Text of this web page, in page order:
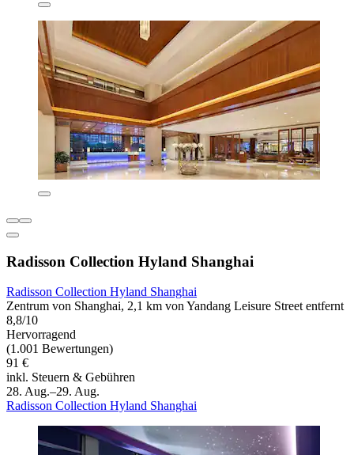
Radisson Collection Hyland Shanghai
Radisson Collection Hyland Shanghai
Zentrum von Shanghai, 2,1 km von Yandang Leisure Street entfernt
8,8/10
Hervorragend
(1.001 Bewertungen)
91 €
inkl. Steuern & Gebühren
28. Aug.–29. Aug.
Radisson Collection Hyland Shanghai